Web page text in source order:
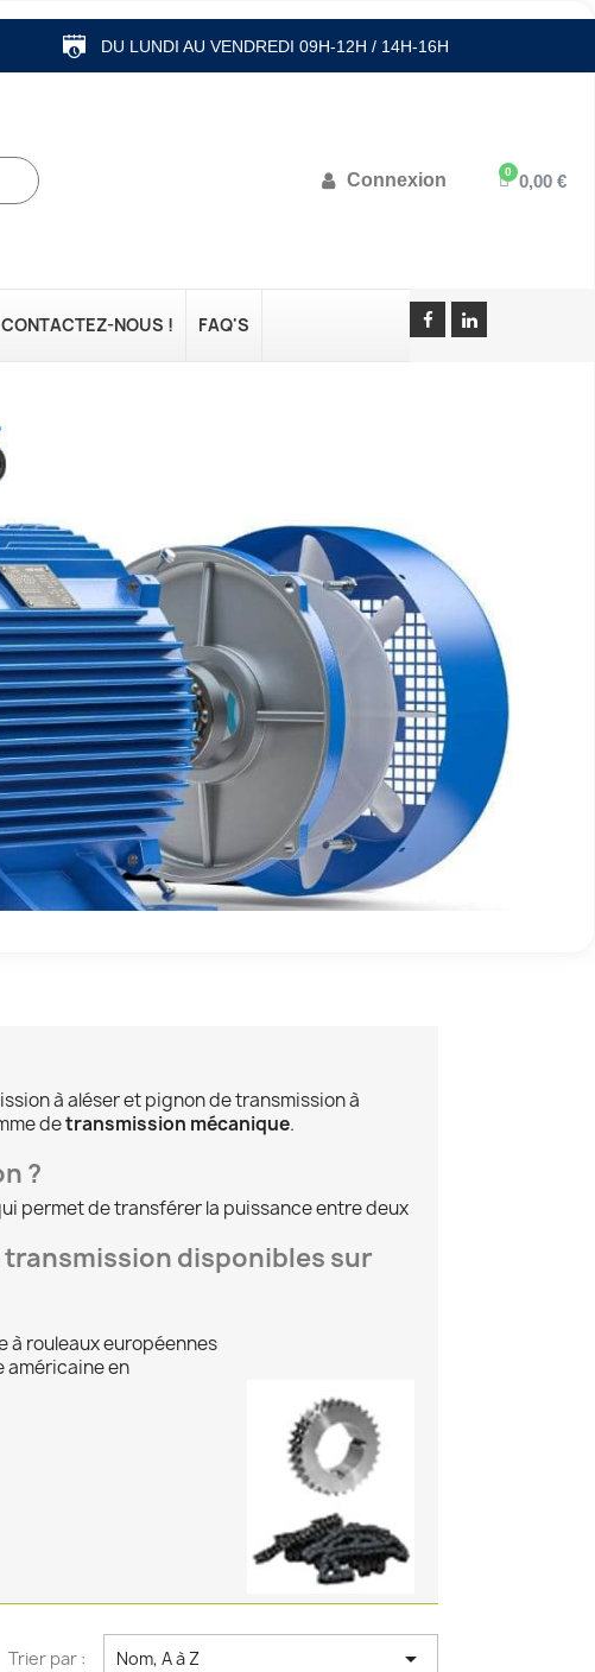
DU LUNDI AU VENDREDI 09H-12H / 14H-16H
Connexion 0,00 €
CONTACTEZ-NOUS ! FAQ'S
à aléser et pignon de transmission à
detransmission mécanique.
?
permet de transférer la puissance entre deux
disponibles sur
à rouleaux européennes
américaine en
Trier par : Nom, A à Z 